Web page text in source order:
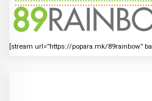
[stream url=”https://popara.mk/89rainbow”